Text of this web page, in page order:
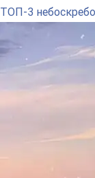
ТОП-3